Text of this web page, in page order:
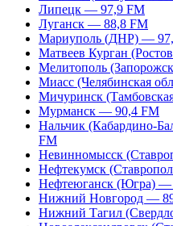
Липецк — 97,9 FM
Луганск — 88,8 FM
Мариуполь (ДНР) —
Матвеев Курган
Мелитополь
Миасс (Челябинская
Мичуринск
Мурманск — 90,4 FM
Нальчик (Кабардино-
FM
Невинномысск
Нефтекумск
Нефтеюганск (Югра) —
Нижний Новгород —
Нижний Тагил